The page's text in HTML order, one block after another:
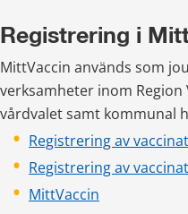
Registrering i
MittVaccin används som
verksamheter inom
vårdvalet samt kommunal
Registrering av
Registrering av
MittVaccin